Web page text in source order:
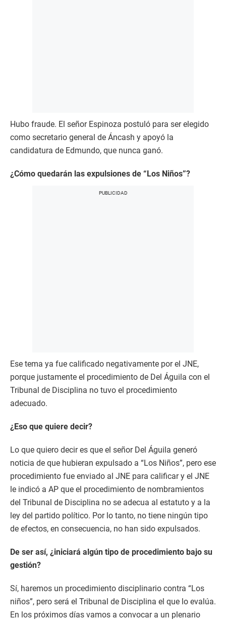
Hubo fraude. El señor Espinoza postuló para ser elegido
como secretario general de Áncash y apoyó la
candidatura de Edmundo, que nunca ganó.
¿Cómo quedarán las expulsiones de “Los Niños”?
Ese tema ya fue calificado negativamente por el JNE,
porque justamente el procedimiento de Del Águila con el
Tribunal de Disciplina no tuvo el procedimiento
adecuado.
¿Eso que quiere decir?
Lo que quiero decir es que el señor Del Águila generó
noticia de que hubieran expulsado a “Los Niños”, pero ese
procedimiento fue enviado al JNE para calificar y el JNE
le indicó a AP que el procedimiento de nombramientos
del Tribunal de Disciplina no se adecua al estatuto y a la
ley del partido político. Por lo tanto, no tiene ningún tipo
de efectos, en consecuencia, no han sido expulsados.
De ser así, ¿iniciará algún tipo de procedimiento bajo su
gestión?
Sí, haremos un procedimiento disciplinario contra “Los
niños”, pero será el Tribunal de Disciplina el que lo evalúa.
En los próximos días vamos a convocar a un plenario